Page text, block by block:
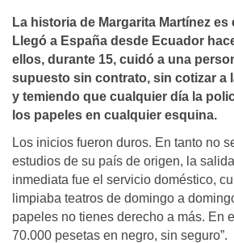
La historia de Margarita Martí­nez es
Llegó a España desde Ecuador
ellos, durante 15, cuidó a una
supuesto sin contrato, sin cotizar a
y temiendo que cualquier dí­a la
los papeles en cualquier esquina.
Los inicios fueron duros. En tanto no
estudios de su país de origen, la
inmediata fue el servicio doméstico,
limpiaba teatros de domingo a
papeles no tienes derecho a más. En
70.000 pesetas en negro, sin seguro”.